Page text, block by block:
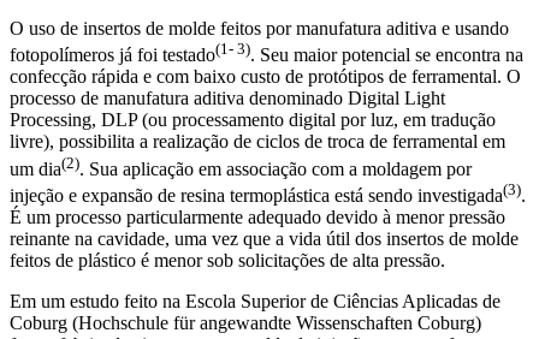
O uso de insertos de molde feitos por manufatura aditiva e usando
fotopolímeros já foi testado(1- 3). Seu maior potencial se encontra na
confecção rápida e com baixo custo de protótipos de ferramental. O
processo de manufatura aditiva denominado Digital Light
Processing, DLP (ou processamento digital por luz, em tradução
livre), possibilita a realização de ciclos de troca de ferramental em
um dia(2). Sua aplicação em associação com a moldagem por
injeção e expansão de resina termoplástica está sendo investigada(3).
É um processo particularmente adequado devido à menor pressão
reinante na cavidade, uma vez que a vida útil dos insertos de molde
feitos de plástico é menor sob solicitações de alta pressão.
Em um estudo feito na Escola Superior de Ciências Aplicadas de
Coburg (Hochschule für angewandte Wissenschaften Coburg)